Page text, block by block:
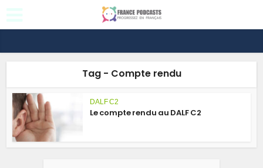
Tag - Compte rendu
DALF C2
Le compte rendu au DALF C2